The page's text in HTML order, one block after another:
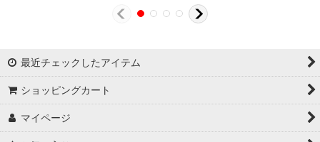
最近チェックしたアイテム
ショッピングカート
マイページ